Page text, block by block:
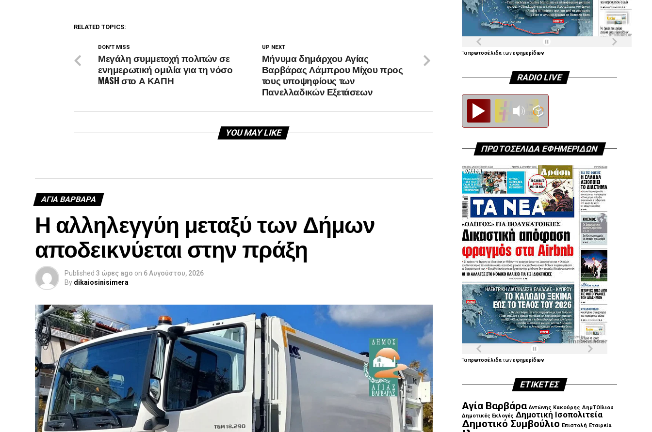
RELATED TOPICS:
UP NEXT
Μήνυμα δημάρχου Αγίας
Βαρβάρας Λάμπρου Μίχου προς
τους υποψηφίους των
Πανελλαδικών Εξετάσεων
DON'T MISS
Μεγάλη συμμετοχή πολιτών σε
ενημερωτική ομιλία για τη νόσο
MASH στο Α ΚΑΠΗ
YOU MAY LIKE
ΑΓΙΑ ΒΑΡΒΑΡΑ
Η αλληλεγγύη μεταξύ των Δήμων
αποδεικνύεται στην πράξη
Published 3 ώρες ago on 6 Αυγούστου, 2026
By dikaiosinisimera
Ταπρωτοσέλιδατωνεφημερίδων
RADIO LIVE
ΠΡΩΤΟΣΕΛΙΔΑ ΕΦΗΜΕΡΙΔΩΝ
Ταπρωτοσέλιδατωνεφημερίδων
ΕΤΙΚΈΤΕΣ
Αγία Βαρβάρα Αντώνης Κακούρης ΔημΤΟΙλιου
Δημοτικές Εκλογές Δημοτική Ισοπολιτεία
Δημοτικό Συμβούλιο Επιστολή Εταιρεία